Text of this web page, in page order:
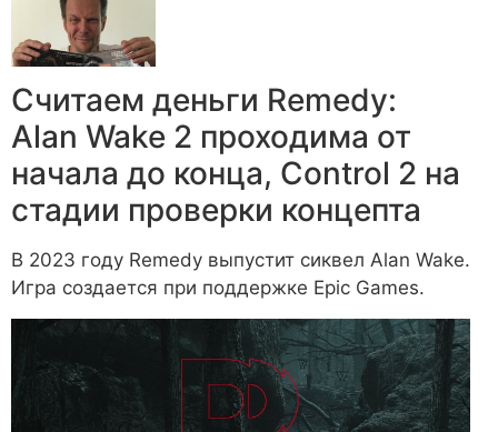
Считаем деньги Remedy:
Alan Wake 2 проходима от
начала до конца, Control 2 на
стадии проверки концепта
В 2023 году Remedy выпустит сиквел Alan Wake.
Игра создается при поддержке Epic Games.